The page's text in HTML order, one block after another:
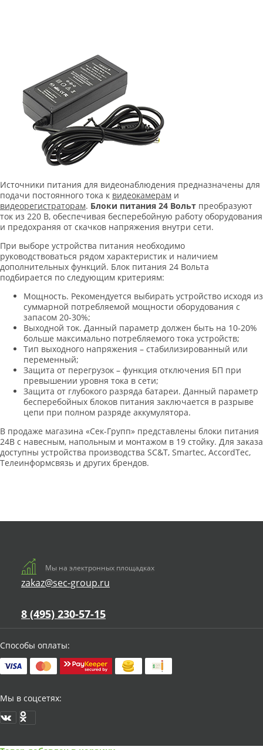
Источники питания для видеонаблюдения предназначены для
подачи постоянного тока к видеокамерам и
видеорегистраторам. Блоки питания 24 Вольт преобразуют
ток из 220 В, обеспечивая бесперебойную работу оборудования
и предохраняя от скачков напряжения внутри сети.
При выборе устройства питания необходимо
руководствоваться рядом характеристик и наличием
дополнительных функций. Блок питания 24 Вольта
подбирается по следующим критериям:
Мощность. Рекомендуется выбирать устройство исходя из
суммарной потребляемой мощности оборудования с
запасом 20-30%;
Выходной ток. Данный параметр должен быть на 10-20%
больше максимально потребляемого тока устройств;
Тип выходного напряжения – стабилизированный или
переменный;
Защита от перегрузок – функция отключения БП при
превышении уровня тока в сети;
Защита от глубокого разряда батареи. Данный параметр
бесперебойных блоков питания заключается в разрыве
цепи при полном разряде аккумулятора.
В продаже магазина «Сек-Групп» представлены блоки питания
24В с навесным, напольным и монтажом в 19 стойку. Для заказа
доступны устройства производства SC&T, Smartec, AccordTec,
Телеинформсвязь и других брендов.
Мы на электронных площадках
zakaz@sec-group.ru
8 (495) 230-57-15
Способы оплаты:
Мы в соцсетях: